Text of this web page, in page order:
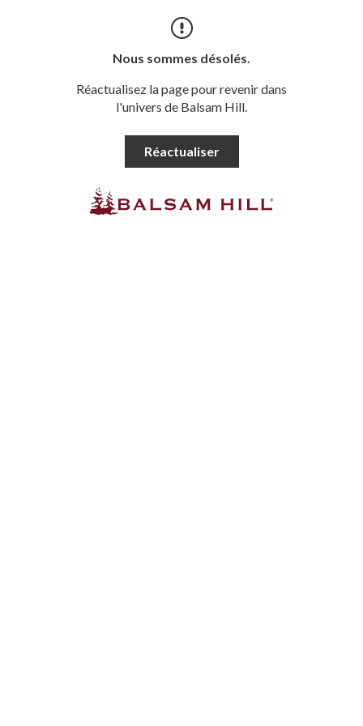
Nous sommes désolés.
Réactualisez la page pour revenir dans
l'univers de Balsam Hill.
Réactualiser